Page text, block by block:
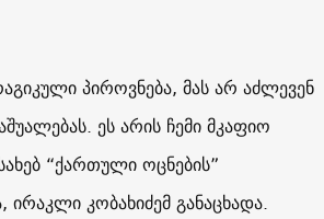
პიროვნება, მას არ აძლევენ
ეს არის ჩემი მკაფიო
“ქართული ოცნების”
ირაკლი კობახიძემ განაცხადა.